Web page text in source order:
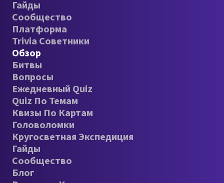
Гайды
Сообщество
Платформа
Trivia Советники
Обзор
Битвы
Вопросы
Ежедневный Quiz
Quiz По Темам
Квизы По Картам
Головоломки
Кругосветная Экспедиция
Гайды
Сообщество
Блог